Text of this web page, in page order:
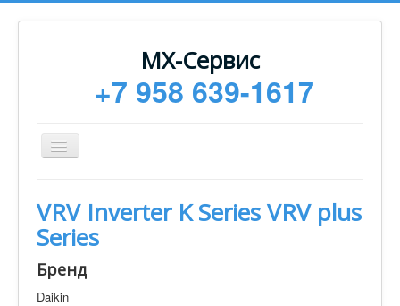
МХ-Сервис
+7 958 639-1617
Toggle
Navigation
Монтаж
Сервисное обслуживание
Техническая документация
VRV Inverter K Series VRV plus
Series
Бренд
Daikin